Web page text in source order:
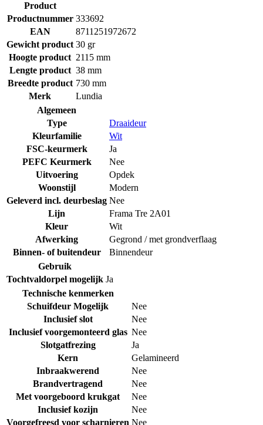
Product
Productnummer 333692
EAN
8711251972672
Gewicht product 30 gr
Hoogte product 2115 mm
Lengte product 38 mm
Breedte product 730 mm
Merk
Lundia
Algemeen
Type
Draaideur
Kleurfamilie
Wit
FSC-keurmerk
Ja
PEFC Keurmerk
Nee
Uitvoering
Opdek
Woonstijl
Modern
Geleverd incl. deurbeslag Nee
Lijn
Frama Tre 2A01
Kleur
Wit
Afwerking
Gegrond / met grondverflaag
Binnen- of buitendeur
Binnendeur
Gebruik
Tochtvaldorpel mogelijk Ja
Technische kenmerken
Schuifdeur Mogelijk
Nee
Inclusief slot
Nee
Inclusief voorgemonteerd glas Nee
Slotgatfrezing
Ja
Kern
Gelamineerd
Inbraakwerend
Nee
Brandvertragend
Nee
Met voorgeboord krukgat
Nee
Inclusief kozijn
Nee
Voorgefreesd voor scharnieren Nee